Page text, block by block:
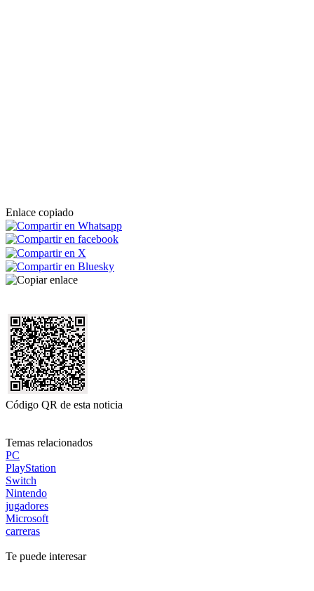
Enlace copiado
Código QR de esta noticia
Temas relacionados
PC
PlayStation
Switch
Nintendo
jugadores
Microsoft
carreras
Te puede interesar